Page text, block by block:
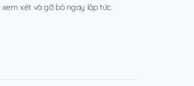
xét và gỡ bỏ ngay lập tức.